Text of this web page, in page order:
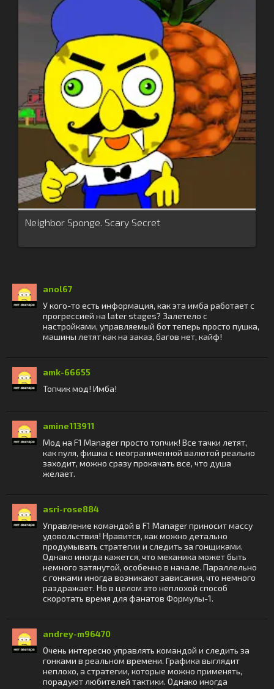
Neighbor Sponge. Scary Secret
anol67
У кого-то есть информация, как эта имба работает с
прогрессией на later stages? Залетело с
настройками, управляемый бот теперь просто пушка,
машины летят как на заказ, багов нет, кайф!
amk-66655
Топчик мод! Имба!
amine113911
Мод на F1 Manager просто топчик! Все тачки летят,
как пуля, фишка с неограниченной валютой реально
заходит, можно сразу прокачать все, что душа
желает.
asri-rose884
Управление командой в F1 Manager приносит массу
удовольствия! Нравится, как можно детально
продумывать стратегии и следить за гонщиками.
Однако иногда кажется, что механика может быть
немного затянутой, особенно в начале. Параллельно
с гонками иногда возникают зависания, что немного
раздражает. Но в целом это неплохой способ
скоротать время для фанатов Формулы-1.
andrey-m96470
Очень интересно управлять командой и следить за
гонками в реальном времени. Графика выглядит
неплохо, а стратегии, которые можно применять,
порадуют любителей тактики. Однако иногда